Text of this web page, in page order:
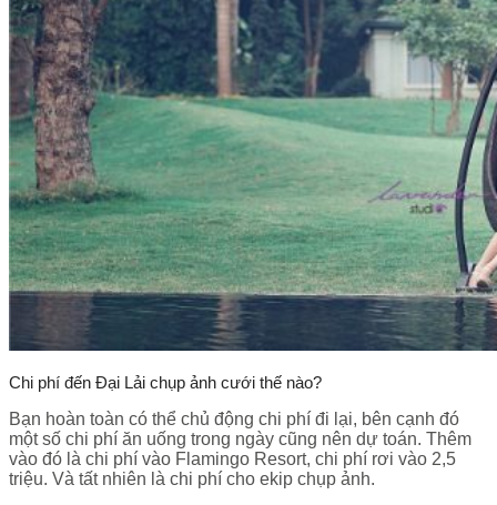
Chi phí đến Đại Lải chụp ảnh cưới thế nào?
Bạn hoàn toàn có thể chủ động chi phí đi lại, bên cạnh đó
một số chi phí ăn uống trong ngày cũng nên dự toán. Thêm
vào đó là chi phí vào Flamingo Resort, chi phí rơi vào 2,5
triệu. Và tất nhiên là chi phí cho ekip chụp ảnh.